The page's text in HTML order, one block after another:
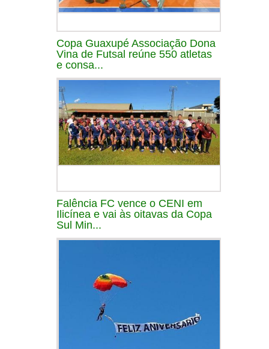
Copa Guaxupé Associação Dona
Vina de Futsal reúne 550 atletas
e consa...
Falência FC vence o CENI em
Ilicínea e vai às oitavas da Copa
Sul Min...